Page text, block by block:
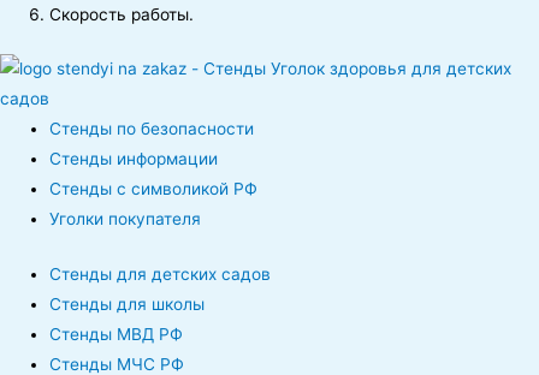
Скорость работы.
Стенды по безопасности
Стенды информации
Стенды с символикой РФ
Уголки покупателя
Стенды для детских садов
Стенды для школы
Стенды МВД РФ
Стенды МЧС РФ